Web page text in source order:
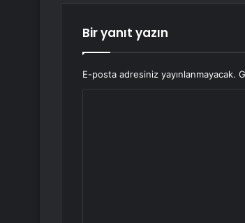
Bir yanıt yazın
E-posta adresiniz yayınlanmayacak.